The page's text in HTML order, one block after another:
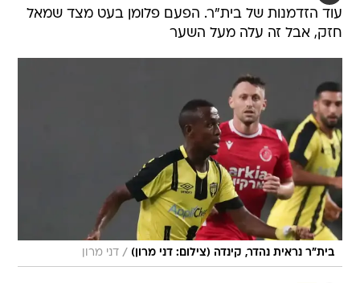
עוד הזדמנות של בית"ר. הפעם פלומן בעט מצד שמאל
חזק, אבל זה עלה מעל השער
בית"ר נראית נהדר, קינדה (צילום: דני מרון) / דני מרון